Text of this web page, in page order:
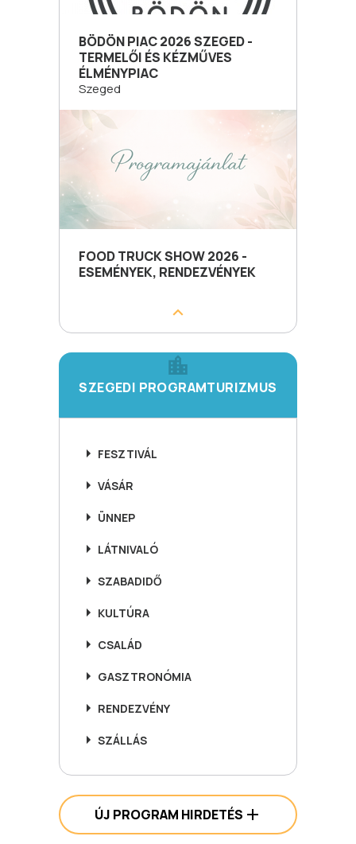
BÖDÖN PIAC 2026 SZEGED -
TERMELŐI ÉS KÉZMŰVES
ÉLMÉNYPIAC
Szeged
FOOD TRUCK SHOW 2026 -
ESEMÉNYEK, RENDEZVÉNYEK
SZEGEDI PROGRAMTURIZMUS
FESZTIVÁL
VÁSÁR
ÜNNEP
LÁTNIVALÓ
SZABADIDŐ
KULTÚRA
CSALÁD
GASZTRONÓMIA
RENDEZVÉNY
SZÁLLÁS
ÚJ PROGRAM HIRDETÉS